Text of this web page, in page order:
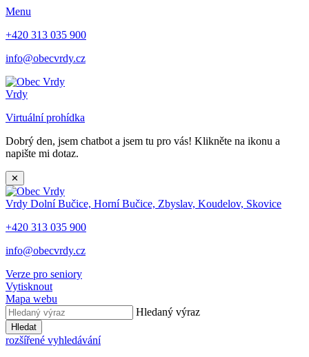
Menu
+420 313 035 900
info@obecvrdy.cz
Vrdy
Virtuální prohídka
Dobrý den, jsem chatbot a jsem tu pro vás! Klikněte na ikonu a
napište mi dotaz.
✕
Vrdy Dolní Bučice, Horní Bučice, Zbyslav, Koudelov, Skovice
+420 313 035 900
info@obecvrdy.cz
Verze pro seniory
Vytisknout
Mapa webu
Hledaný výraz
Hledat
rozšířené vyhledávání